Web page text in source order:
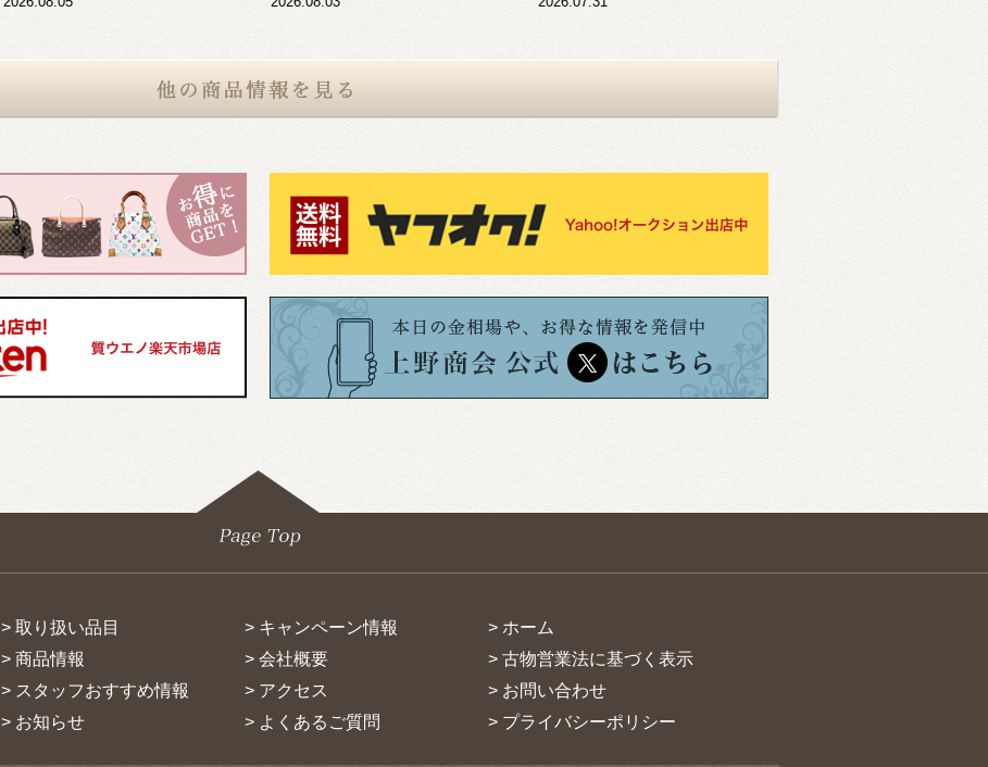
> 取り扱い品目 > キャンペーン情報
> ホーム
> 商品情報 > 会社概要
> 古物営業法に基づく表示
> スタッフおすすめ情報 > アクセス
> お問い合わせ
> お知らせ > よくあるご質問 > プライバシーポリシー